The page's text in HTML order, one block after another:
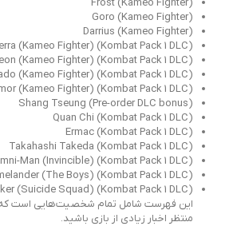
Goro (Kameo Fighter)
Darrius (Kameo Fighter)
(Kameo Fighter) (Kombat Pack 1 DLC)
(Kameo Fighter) (Kombat Pack 1 DLC)
(Kameo Fighter) (Kombat Pack 1 DLC)
(Kameo Fighter) (Kombat Pack 1 DLC)
Shang Tseung (Pre-order DLC bonus)
Quan Chi (Kombat Pack 1 DLC)
Ermac (Kombat Pack 1 DLC)
Takahashi Takeda (Kombat Pack 1 DLC)
Man (Invincible) (Kombat Pack 1 DLC)
(The Boys) (Kombat Pack 1 DLC)
(Suicide Squad) (Kombat Pack 1 DLC)
این فهرست شامل تمام شخصیت‌هایی است که
منتظر اخبار زیادی از بازی باشید.